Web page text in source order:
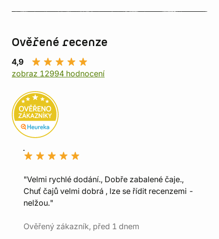
Ověřené recenze
4,9
zobraz 12994 hodnocení
"Velmi rychlé dodání., Dobře zabalené čaje.,
Chuť čajů velmi dobrá , lze se řídit recenzemi -
nelžou."
Ověřený zákazník, před 1 dnem